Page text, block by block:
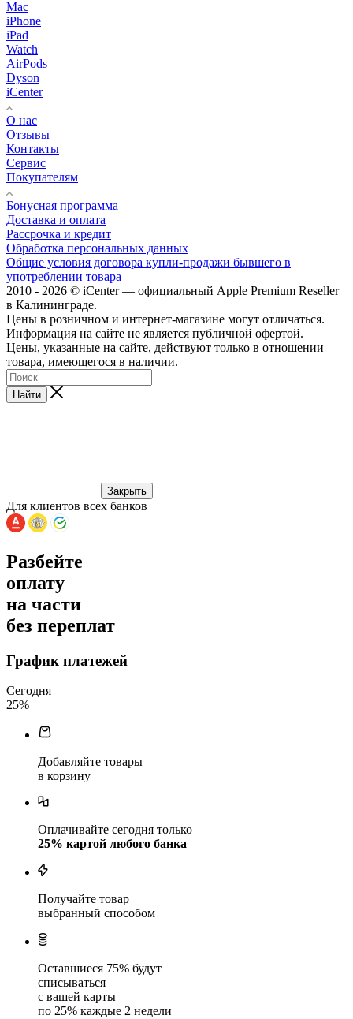
Mac
iPhone
iPad
Watch
AirPods
Dyson
iCenter
О нас
Отзывы
Контакты
Сервис
Покупателям
Бонусная программа
Доставка и оплата
Рассрочка и кредит
Обработка персональных данных
Общие условия договора купли-продажи бывшего в
употреблении товара
2010 - 2026 © iCenter — официальный Apple Premium Reseller
в Калининграде.
Цены в розничном и интернет-магазине могут отличаться.
Информация на сайте не является публичной офертой.
Цены, указанные на сайте, действуют только в отношении
товара, имеющегося в наличии.
Найти
Закрыть
Для клиентов всех банков
Разбейте
оплату
на части
без переплат
График платежей
Сегодня
25%
Добавляйте товары
в корзину
Оплачивайте сегодня только
25% картой любого банка
Получайте товар
выбранный способом
Оставшиеся 75% будут
списываться
с вашей карты
по 25% каждые 2 недели